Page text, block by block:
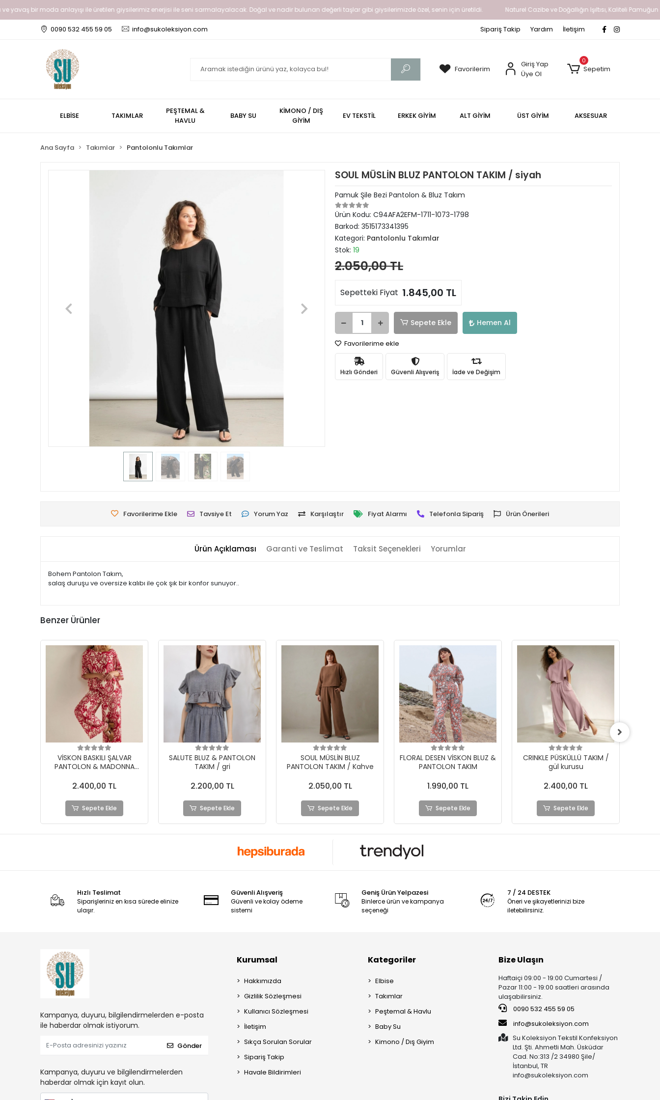
ve yavaş bir moda anlayışı ile üretilen giysilerimiz enerjisi ile seni sarmalayalacak. Doğal ve nadir bulunan değerli taşlar gibi giysilerimizde özel, senin için üretildi. Naturel Cazibe ve Doğallığın Işıltısı, Kaliteli Pamuğun
0090 532 455 59 05 info@sukoleksiyon.com Sipariş Takip Yardım İletişim
Favorilerim
Giriş Yap
Üye Ol
0
Sepetim
ELBİSE TAKIMLAR
PEŞTEMAL &
HAVLU
BABY SU
KİMONO / DIŞ
GİYİM
EV TEKSTİL ERKEK GİYİM ALT GİYİM ÜST GİYİM AKSESUAR
Ana Sayfa Takımlar Pantolonlu Takımlar
SOUL MÜSLİN BLUZ PANTOLON TAKIM / siyah
Pamuk Şile Bezi Pantolon & Bluz Takım
Ürün Kodu: C94AFA2EFM-1711-1073-1798
Barkod: 3515173341395
Kategori: Pantolonlu Takımlar
Stok: 19
2.050,00 TL
Sepetteki Fiyat 1.845,00 TL
Sepete Ekle Hemen Al
Favorilerime ekle
Hızlı Gönderi Güvenli Alışveriş İade ve Değişim
Favorilerime Ekle Tavsiye Et Yorum Yaz Karşılaştır Fiyat Alarmı Telefonla Sipariş Ürün Önerileri
Ürün Açıklaması Garanti ve Teslimat Taksit Seçenekleri Yorumlar
Bohem Pantolon Takım,
salaş duruşu ve oversize kalıbı ile çok şık bir konfor sunuyor..
Benzer Ürünler
VİSKON BASKILI ŞALVAR
PANTOLON & MADONNA
2.400,00 TL
Sepete Ekle
SALUTE BLUZ & PANTOLON
TAKIM / gri
2.200,00 TL
Sepete Ekle
SOUL MÜSLİN BLUZ
PANTOLON TAKIM / Kahve
2.050,00 TL
Sepete Ekle
FLORAL DESEN VİSKON BLUZ &
PANTOLON TAKIM
1.990,00 TL
Sepete Ekle
CRINKLE PÜSKÜLLÜ TAKIM /
gül kurusu
2.400,00 TL
Sepete Ekle
Hızlı Teslimat
Siparişleriniz en kısa sürede elinize
ulaşır.
Güvenli Alışveriş
Güvenli ve kolay ödeme
sistemi
Geniş Ürün Yelpazesi
Binlerce ürün ve kampanya
seçeneği
7 / 24 DESTEK
Öneri ve şikayetlerinizi bize
iletebilirsiniz.
Kampanya, duyuru, bilgilendirmelerden e-posta
ile haberdar olmak istiyorum.
Gönder
Kampanya, duyuru ve bilgilendirmelerden
haberdar olmak için kayıt olun.
Kurumsal
Hakkımızda
Gizlilik Sözleşmesi
Kullanıcı Sözleşmesi
İletişim
Sıkça Sorulan Sorular
Sipariş Takip
Havale Bildirimleri
Kategoriler
Elbise
Takımlar
Peştemal & Havlu
Baby Su
Kimono / Dış Giyim
Bize Ulaşın
Haftaiçi 09:00 - 19:00 Cumartesi /
Pazar 11:00 - 19:00 saatleri arasında
ulaşabilirsiniz.
0090 532 455 59 05
info@sukoleksiyon.com
Su Koleksiyon Tekstil Konfeksiyon
Ltd. Şti. Ahmetli Mah. Üsküdar
Cad. No:313 /2 34980 Şile/
İstanbul, TR
info@sukoleksiyon.com